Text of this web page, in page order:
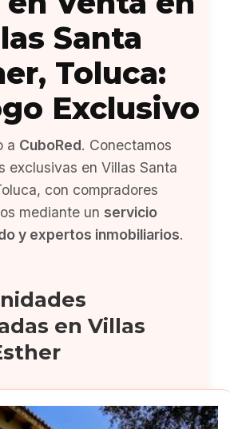
Santa
Toluca:
Exclusivo
a CuboRed. Conectamos
exclusivas en Villas Santa
con compradores
mediante un servicio
y expertos inmobiliarios.
en Villas